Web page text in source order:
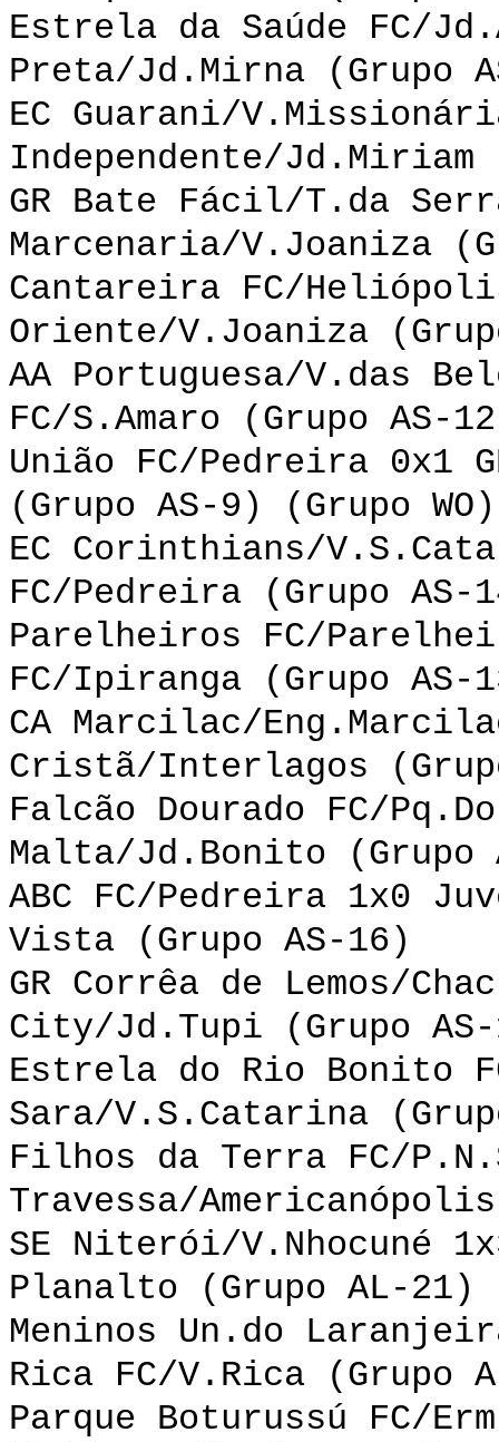
Estrela da Saúde FC/
Preta/Jd.Mirna (Grupo
EC Guarani/
Independente/Jd.Miriam
GR Bate Fácil/T.da
Marcenaria/V.Joaniza
Cantareira FC/
Oriente/V.Joaniza
AA Portuguesa/V.das
FC/S.Amaro (Grupo AS-
União FC/Pedreira 0x1
(Grupo AS-9) (Grupo WO)
EC Corinthians/
FC/Pedreira (Grupo AS-
Parelheiros FC/
FC/Ipiranga (Grupo AS-
CA Marcilac/
Cristã/Interlagos
Falcão Dourado FC/
Malta/Jd.Bonito (Grupo
ABC FC/Pedreira 1x0
Vista (Grupo AS-16)
GR Corrêa de Lemos/
City/Jd.Tupi (Grupo
Estrela do Rio Bonito
Sara/V.S.Catarina
Filhos da Terra FC/
Travessa/
SE Niterói/V.Nhocuné
Planalto (Grupo AL-21)
Meninos Un.do
Rica FC/V.Rica (Grupo
Parque Boturussú FC/